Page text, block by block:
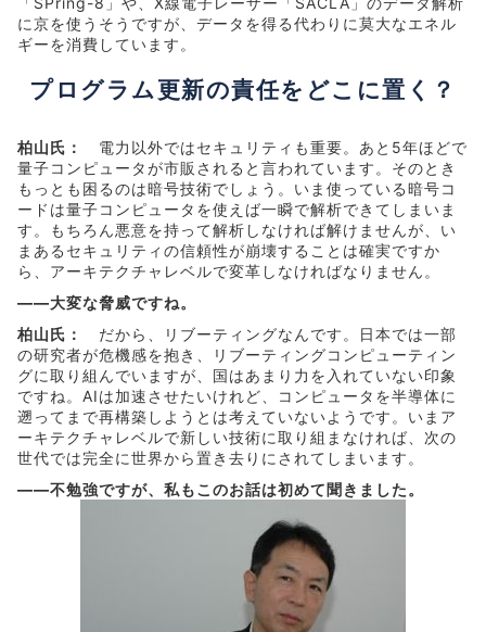
に京を使うそうですが、データを得る代わりに莫大なエネル
ギーを消費しています。
プログラム更新の責任をどこに置く？
柏山氏：
電力以外ではセキュリティも重要。あと5年ほどで
量子コンピュータが市販されると言われています。そのとき
もっとも困るのは暗号技術でしょう。いま使っている暗号コ
ードは量子コンピュータを使えば一瞬で解析できてしまいま
す。もちろん悪意を持って解析しなければ解けませんが、い
まあるセキュリティの信頼性が崩壊することは確実ですか
ら、アーキテクチャレベルで変革しなければなりません。
――大変な脅威ですね。
柏山氏：
だから、リブーティングなんです。日本では一部
の研究者が危機感を抱き、リブーティングコンピューティン
グに取り組んでいますが、国はあまり力を入れていない印象
ですね。AIは加速させたいけれど、コンピュータを半導体に
遡ってまで再構築しようとは考えていないようです。いまア
ーキテクチャレベルで新しい技術に取り組まなければ、次の
世代では完全に世界から置き去りにされてしまいます。
――不勉強ですが、私もこのお話は初めて聞きました。